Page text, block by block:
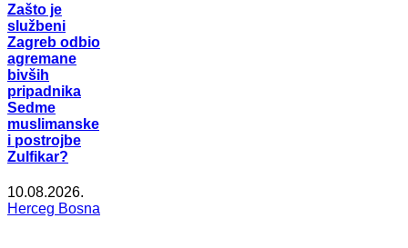
Zašto je
službeni
Zagreb odbio
agremane
bivših
pripadnika
Sedme
muslimanske
i postrojbe
Zulfikar?
10.08.2026.
Herceg Bosna